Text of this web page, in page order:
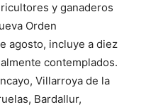
y ganaderos
Orden
agosto, incluye a diez
contemplados.
Villarroya de la
Bardallur,